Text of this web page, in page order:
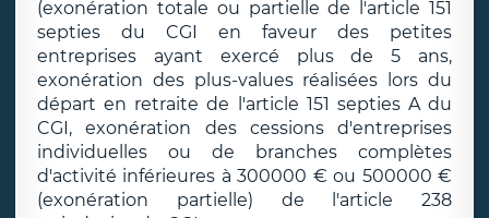
(exonération totale ou partielle de l'article 151
septies du CGI en faveur des petites
entreprises ayant exercé plus de 5 ans,
exonération des plus-values réalisées lors du
départ en retraite de l'article 151 septies A du
CGI, exonération des cessions d'entreprises
individuelles ou de branches complètes
d'activité inférieures à 300000 € ou 500000 €
(exonération partielle) de l'article 238